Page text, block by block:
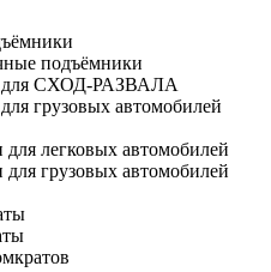
подъёмники
для СХОД-РАЗВАЛА
грузовых автомобилей
легковых автомобилей
грузовых автомобилей